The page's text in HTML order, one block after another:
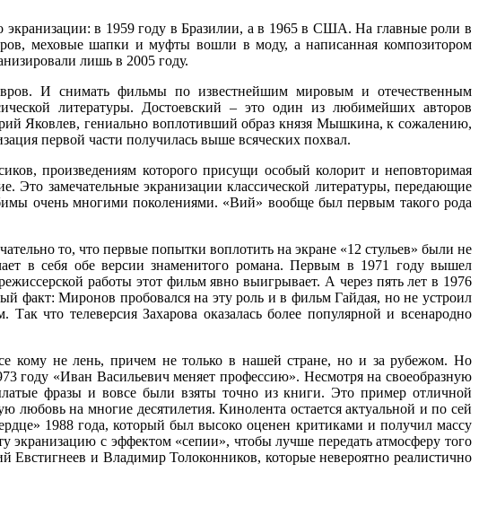
в 1959 году в Бразилии, а в 1965 в США. На главные роли в
меховые шапки и муфты вошли в моду, а написанная композитором
лишь в 2005 году.
И снимать фильмы по известнейшим мировым и отечественным
литературы. Достоевский – это один из любимейших авторов
Яковлев, гениально воплотивший образ князя Мышкина, к сожалению,
первой части получилась выше всяческих похвал.
произведениям которого присущи особый колорит и неповторимая
замечательные экранизации классической литературы, передающие
очень многими поколениями. «Вий» вообще был первым такого рода
то, что первые попытки воплотить на экране «12 стульев» были не
в себя обе версии знаменитого романа. Первым в 1971 году вышел
работы этот фильм явно выигрывает. А через пять лет в 1976
факт: Миронов пробовался на эту роль и в фильм Гайдая, но не устроил
что телеверсия Захарова оказалась более популярной и всенародно
кому не лень, причем не только в нашей стране, но и за рубежом. Но
году «Иван Васильевич меняет профессию». Несмотря на своеобразную
фразы и вовсе были взяты точно из книги. Это пример отличной
любовь на многие десятилетия. Кинолента остается актуальной и по сей
1988 года, который был высоко оценен критиками и получил массу
с эффектом «сепии», чтобы лучше передать атмосферу того
и Владимир Толоконников, которые невероятно реалистично